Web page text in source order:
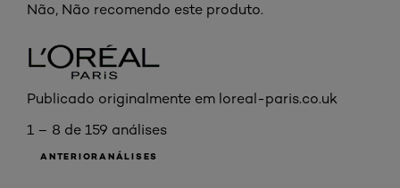
Não, Não recomendo este produto.
Publicado originalmente em loreal-paris.co.uk
1 – 8 de 159 análises
ANTERIORANÁLISES